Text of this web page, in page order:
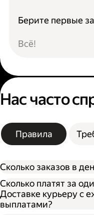
Берите первые
Всё!
Нас часто
Правила
Сколько заказов в
Сколько платят за
Доставке курьеру с
выплатами?